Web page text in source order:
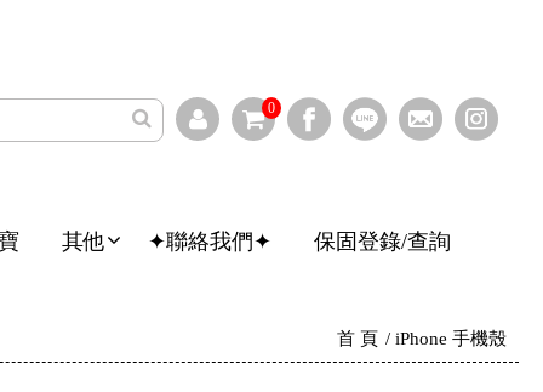
0
其他 ✦聯絡我們✦ 保固登錄/查詢
首 頁 iPhone 手機殼